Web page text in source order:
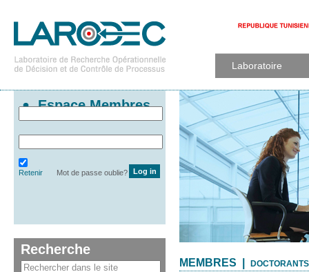
Laboratoire
MEMBRES | DOCTORANTS
Espace Membres
Retenir Mot de passe oublie?
Recherche